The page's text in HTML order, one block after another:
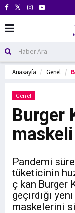
Anasayfa Genel
Genel
Burger
Pandemi
tüketicinin
çıkan Burger
geçirdiği yeni
maskelerini